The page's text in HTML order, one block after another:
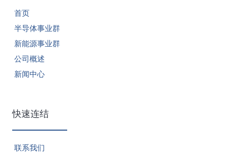
首页
半导体事业群
新能源事业群
公司概述
新闻中心
快速连结
联系我们